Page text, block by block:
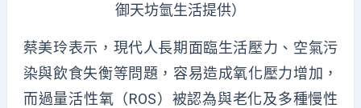
御天坊氫生活提供）
蔡美玲表示，現代人長期面臨生活壓力、空氣污
染與飲食失衡等問題，容易造成氧化壓力增加，
而過量活性氧（ROS）被認為與老化及多種慢性